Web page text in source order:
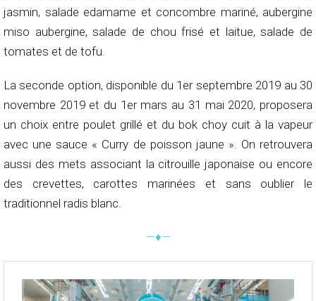
jasmin, salade edamame et concombre mariné, aubergine
miso aubergine, salade de chou frisé et laitue, salade de
tomates et de tofu.
La seconde option, disponible du 1er septembre 2019 au 30
novembre 2019 et du 1er mars au 31 mai 2020, proposera
un choix entre poulet grillé et du bok choy cuit à la vapeur
avec une sauce « Curry de poisson jaune ». On retrouvera
aussi des mets associant la citrouille japonaise ou encore
des crevettes, carottes marinées et sans oublier le
traditionnel radis blanc.
—♦—